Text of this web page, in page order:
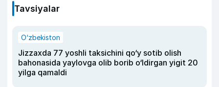
Tavsiyalar
O‘zbekiston
Jizzaxda 77 yoshli taksichini qo‘y sotib olish
bahonasida yaylovga olib borib o‘ldirgan yigit 20
yilga qamaldi